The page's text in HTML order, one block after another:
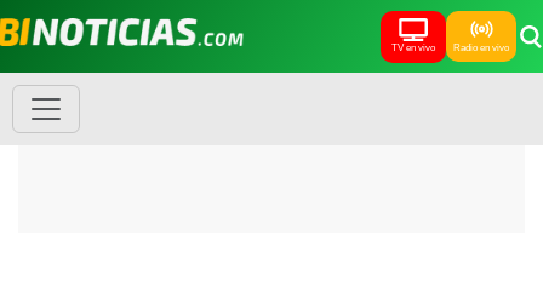
TV en vivo Radio en vivo